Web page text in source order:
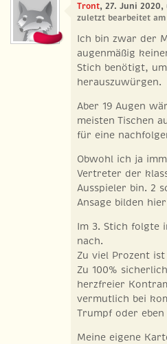
Tront, 27. Juni 2020,
zuletzt bearbeitet
Ich bin zwar der
augenmäßig
Stich benötigt, um
herauszuwürgen.
Aber 19 Augen
meisten Tischen
für eine
Obwohl ich ja
Vertreter der
Ausspieler bin. 2
Ansage bilden
Im 3. Stich folgte
nach.
Zu viel Prozent
Zu 100%
herzfreier
vermutlich bei
Trumpf oder
Meine eigene